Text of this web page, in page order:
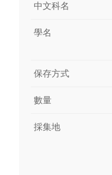
中文科名
學名
保存方式
數量
採集地